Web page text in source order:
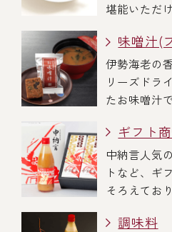
堪能いただ
味噌汁(
伊勢海老の
リーズドラ
たお味噌汁で
ギフト
中納言人気
トなど、ギ
そろえてお
調味料